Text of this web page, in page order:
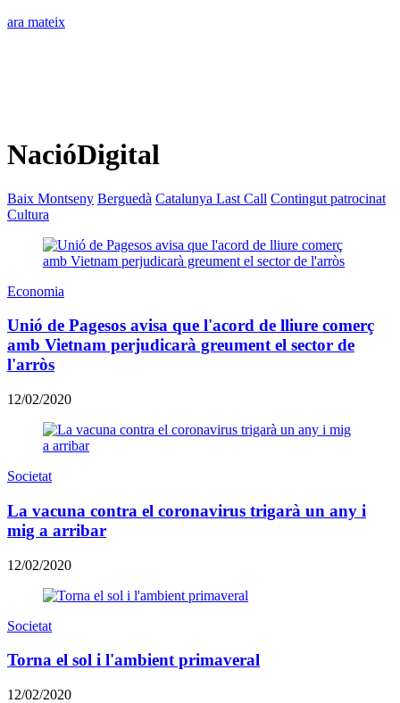
ara mateix
NacióDigital
Baix Montseny Berguedà Catalunya Last Call Contingut patrocinat
Cultura
Economia
Unió de Pagesos avisa que l'acord de lliure comerç
amb Vietnam perjudicarà greument el sector de
l'arròs
12/02/2020
Societat
La vacuna contra el coronavirus trigarà un any i
mig a arribar
12/02/2020
Societat
Torna el sol i l'ambient primaveral
12/02/2020